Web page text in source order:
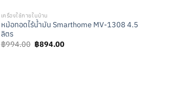
เครื่องใช้ภายในบ้าน
หม้อทอดไร้น้ำมัน Smarthome MV-1308 4.5
ลิตร
฿994.00 Original
price
฿894.00Current